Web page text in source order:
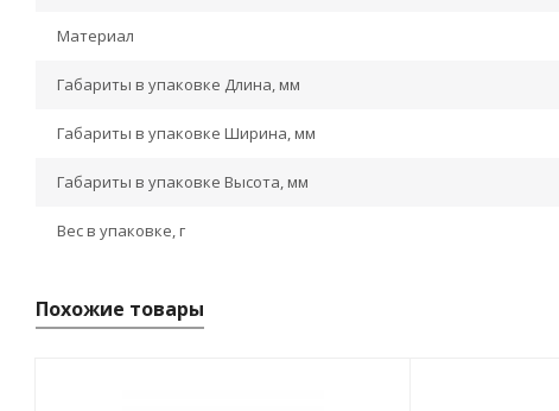
Материал
Габариты в упаковке Длина, мм
Габариты в упаковке Ширина, мм
Габариты в упаковке Высота, мм
Вес в упаковке, г
Похожие товары